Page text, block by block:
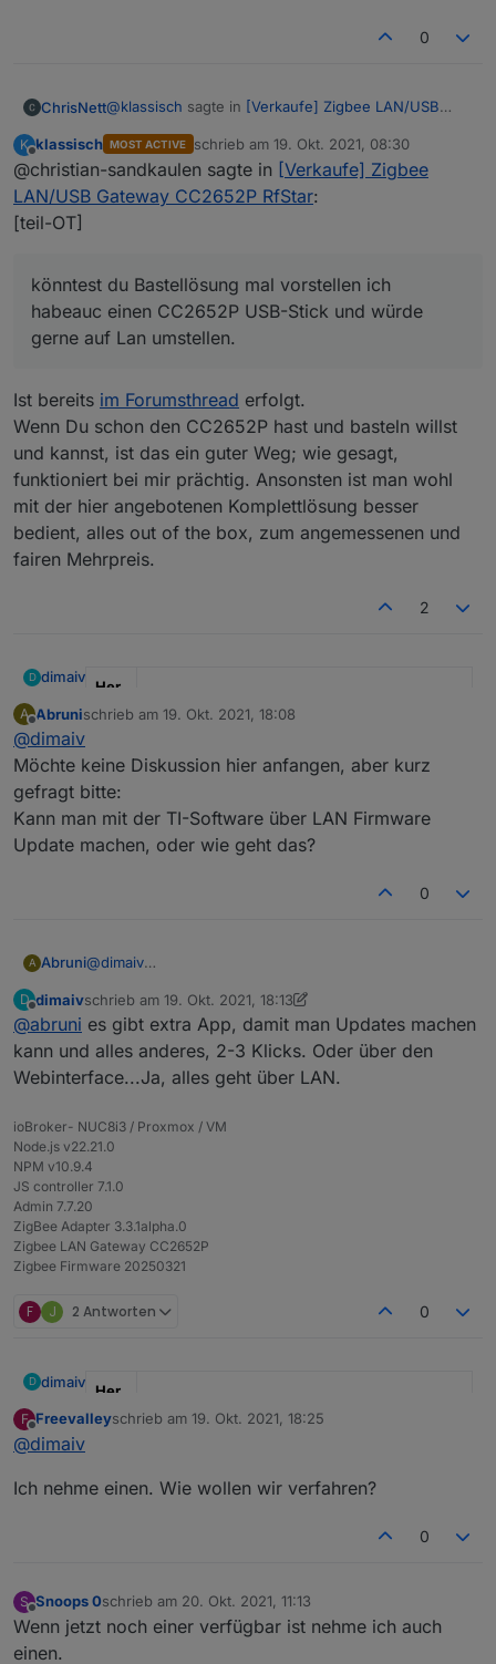
0
ChrisNett@klassisch sagte in [Verkaufe] Zigbee LAN/USB
[teil-OT] Ich freue mich, daß es endlich eine
fertige Lösung zur direkten Zigbee LAN
Anbindung gibt.
im Umfeld Linux, Proxmox, VM, Docker,
Container zurück.
Eine Ethernet-TCP Verbindung sollte auch in
Ich selbst habe eine Selbstbaulösung mit
Ethernet-Anbindung (basierend auf dem
@ dimaiv) im Einsatz und kann dieses Prinzip
nur empfehlen. Läuft bei mir rocksolid.
Die LAN-Anbindung hat auch den großen
Vorteil, daß man die räumliche Trennng
zwischen gutem Funkstandort und dem
Hi,
umstellen.
Christian
K
Offline
klassisch MOST ACTIVE schrieb am 19. Okt. 2021, 08:30
zuletzt editiert von
@christian-sandkaulen sagte in [Verkaufe] Zigbee
LAN/USB Gateway CC2652P RfStar:
[teil-OT]
könntest du Bastellösung mal vorstellen ich
habeauc einen CC2652P USB-Stick und würde
gerne auf Lan umstellen.
Ist bereits im Forumsthread erfolgt.
Wenn Du schon den CC2652P hast und basteln willst
und kannst, ist das ein guter Weg; wie gesagt,
funktioniert bei mir prächtig. Ansonsten ist man wohl
mit der hier angebotenen Komplettlösung besser
bedient, alles out of the box, zum angemessenen und
fairen Mehrpreis.
2
D dimaiv
Her
stell
Mod
el
"CC2652P + WT32-ETH01, Einsatzbereit"
Anz
ahl
1, Sofort verfügbar
Stüc
k
60 €, Anfragen über Chat Nachricht oder
Vers
and
"in DE inkl., mit Verfolgungsnummer"
Bes
g
"Leistungsstarke ZigBee Stick / LAN Gateway
Es gibt ab sofort Diskussion-Thread:
A
Offline
Abrunischrieb am 19. Okt. 2021, 18:08
zuletzt editiert von
@dimaiv
Möchte keine Diskussion hier anfangen, aber kurz
gefragt bitte:
Kann man mit der TI-Software über LAN Firmware
Update machen, oder wie geht das?
0
A Abruni@dimaiv
gefragt bitte:
Kann man mit der TI-Software über LAN Firmware
Update machen, oder wie geht das?
D
Offline
dimaivschrieb am 19. Okt. 2021, 18:13
zuletzt editiert von dimaiv
@abruni es gibt extra App, damit man Updates machen
kann und alles anderes, 2-3 Klicks. Oder über den
Webinterface...Ja, alles geht über LAN.
ioBroker- NUC8i3 / Proxmox / VM
Node.js v22.21.0
NPM v10.9.4
JS controller 7.1.0
Admin 7.7.20
ZigBee Adapter 3.3.1alpha.0
Zigbee LAN Gateway CC2652P
Zigbee Firmware 20250321
F J 2 Antworten 0
D dimaiv
Her
stell
er
el
*Pre
pro
60 €, Anfragen über Chat Nachricht oder
Telegramm:https://t.me/Zigbee1
F
Offline
Freevalleyschrieb am 19. Okt. 2021, 18:25
zuletzt editiert von
@dimaiv
Ich nehme einen. Wie wollen wir verfahren?
0
S
Offline
Snoops 0schrieb am 20. Okt. 2021, 11:13
zuletzt editiert von
Wenn jetzt noch einer verfügbar ist nehme ich auch
einen.